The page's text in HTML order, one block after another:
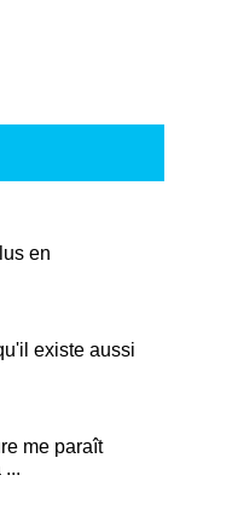
en
existe aussi
me paraît
...